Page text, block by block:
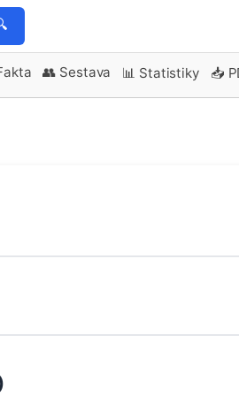
👥 Sestava 📊 Statistiky 📥